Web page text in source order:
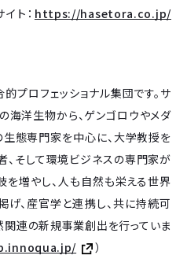
ト： https://hasetora.co.jp/
プロフェッショナル集団です。サ
海洋生物から、ゲンゴロウやメダ
態専門家を中心に、大学教授を
そして環境ビジネスの専門家が
を増やし、人も自然も栄える世界
げ、産官学と連携し、共に持続可
連の新規事業創出を行っていま
）